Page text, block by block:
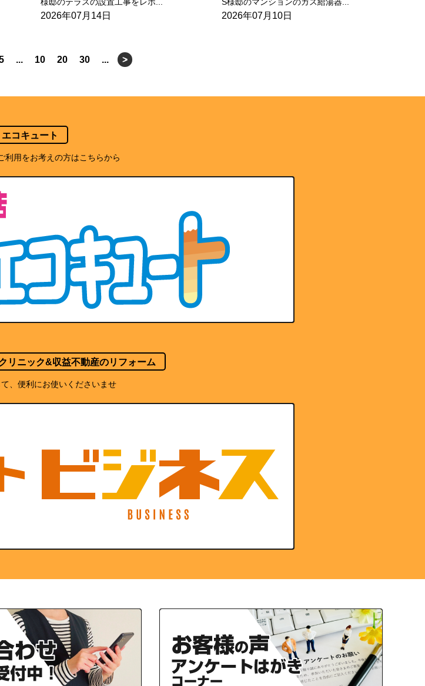
様邸のテラスの設置工事をレポ...
2026年07月14日
S様邸のマンションのガス給湯器...
2026年07月10日
... 10 20 30 ... >
エコキュート
利用をお考えの方はこちらから
リニック&収益不動産のリフォーム
、便利にお使いくださいませ